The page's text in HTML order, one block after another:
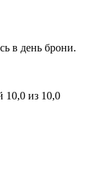
в день брони.
10,0 из 10,0